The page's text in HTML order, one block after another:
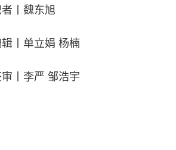
魏东旭
单立娟 杨楠
李严 邹浩宇